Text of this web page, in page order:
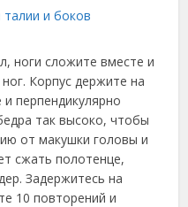
ноги сложите вместе и
Корпус держите на
перпендикулярно
так высоко, чтобы
от макушки головы и
сжать полотенце,
Задержитесь на
10 повторений и